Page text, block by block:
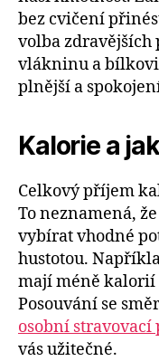
bez cvičení
volba zdravějších
vlákninu a
plnější a
Kalorie a
Celkový příjem
To neznamená,
vybírat vhodné
hustotou.
mají méně kalorií
Posouvání se
osobní
vás užitečné.